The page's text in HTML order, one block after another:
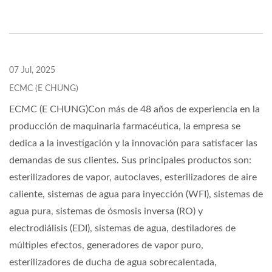
07 Jul, 2025
ECMC (E CHUNG)
ECMC (E CHUNG)Con más de 48 años de experiencia en la
producción de maquinaria farmacéutica, la empresa se
dedica a la investigación y la innovación para satisfacer las
demandas de sus clientes. Sus principales productos son:
esterilizadores de vapor, autoclaves, esterilizadores de aire
caliente, sistemas de agua para inyección (WFI), sistemas de
agua pura, sistemas de ósmosis inversa (RO) y
electrodiálisis (EDI), sistemas de agua, destiladores de
múltiples efectos, generadores de vapor puro,
esterilizadores de ducha de agua sobrecalentada,